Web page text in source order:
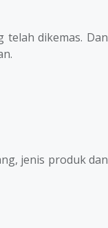
dikemas. Dan
jenis produk dan